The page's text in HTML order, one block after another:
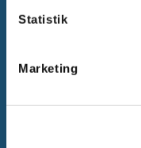
Statistik
Marketing
E-mail: